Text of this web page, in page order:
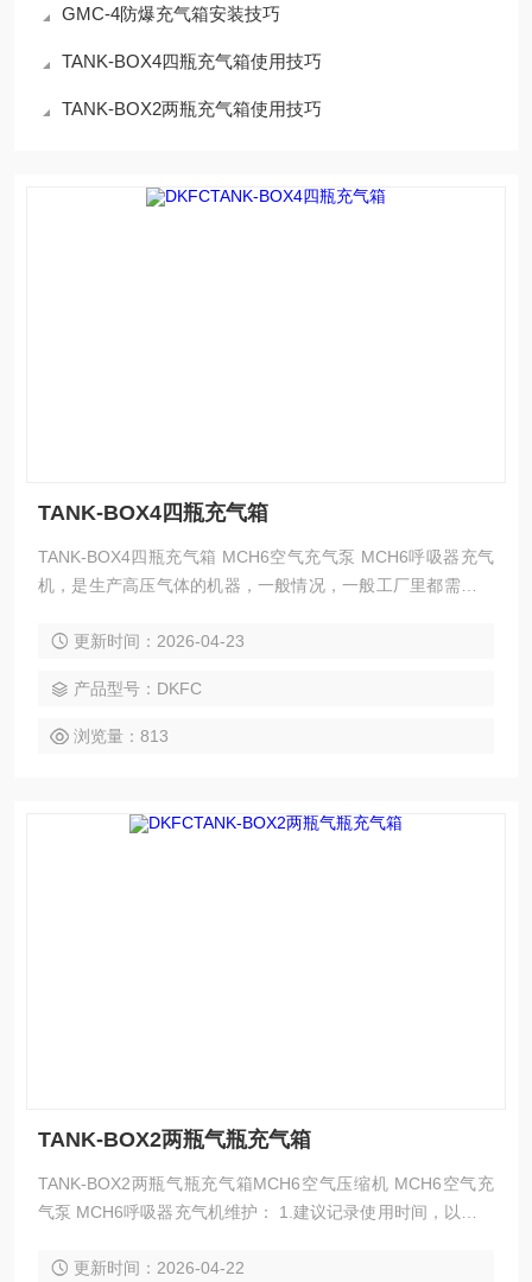
GMC-4防爆充气箱安装技巧
TANK-BOX4四瓶充气箱使用技巧
TANK-BOX2两瓶充气箱使用技巧
TANK-BOX4四瓶充气箱
TANK-BOX4四瓶充气箱 MCH6空气充气泵 MCH6呼吸器充气
机，是生产高压气体的机器，一般情况，一般工厂里都需要，
生活中也有需要空压机的情况，比如轮胎打气，游乐场的升降
是维修，目前售后体系较为成熟，这样为客户购买解决了后顾
之忧。
更新时间：2026-04-23
产品型号：DKFC
浏览量：813
TANK-BOX2两瓶气瓶充气箱
TANK-BOX2两瓶气瓶充气箱MCH6空气压缩机 MCH6空气充
气泵 MCH6呼吸器充气机维护： 1.建议记录使用时间，以便及
间和维护内容，一般累计使用50个小时或者半年时间更换。
更新时间：2026-04-22